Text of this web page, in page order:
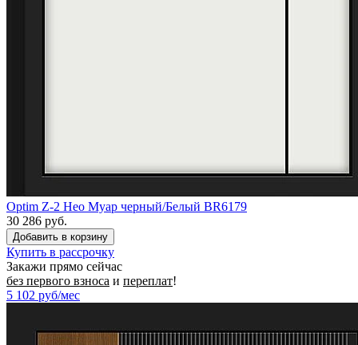
Optim Z-2 Нео Муар черный/Белый BR6179
30 286 руб.
Купить в рассрочку
Закажи прямо сейчас
без первого взноса и переплат!
5 102 руб/мес